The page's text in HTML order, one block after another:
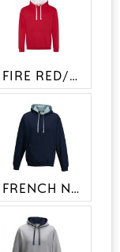
FIRE RED/ARCTIC WHITE
FRENCH NAVY/SKY BLUE